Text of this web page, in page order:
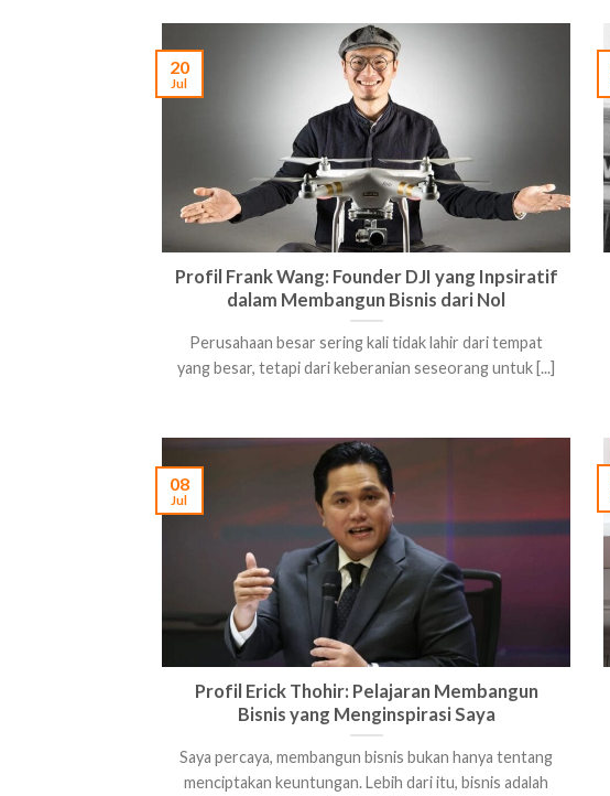
Profil Frank Wang: Founder DJI yang Inpsiratif
dalam Membangun Bisnis dari Nol
Perusahaan besar sering kali tidak lahir dari tempat
yang besar, tetapi dari keberanian seseorang untuk [...]
20
Jul
Profil Erick Thohir: Pelajaran Membangun
Bisnis yang Menginspirasi Saya
Saya percaya, membangun bisnis bukan hanya tentang
menciptakan keuntungan. Lebih dari itu, bisnis adalah
08
Jul